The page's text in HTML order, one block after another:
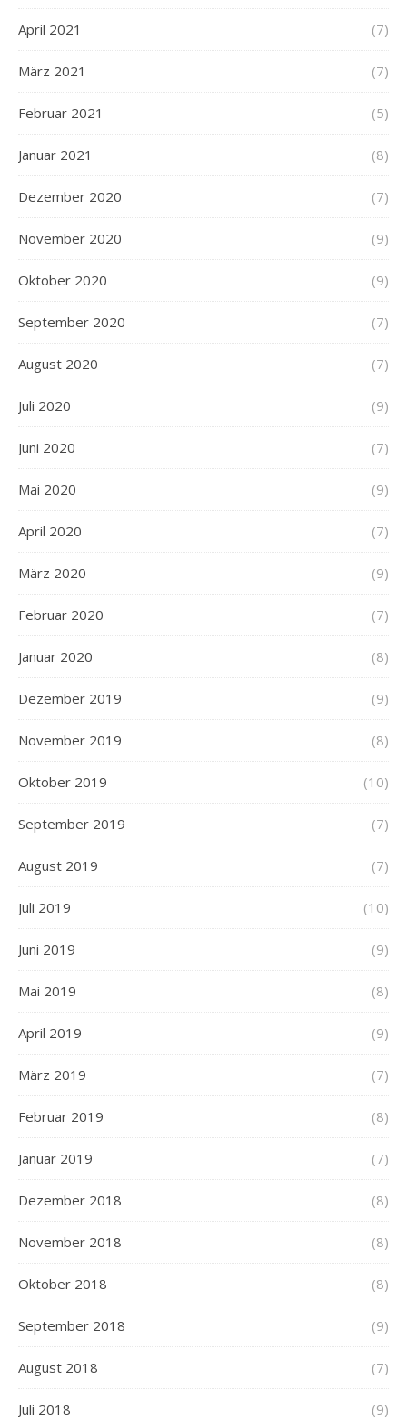
April 2021 (7)
März 2021 (7)
Februar 2021 (5)
Januar 2021 (8)
Dezember 2020 (7)
November 2020 (9)
Oktober 2020 (9)
September 2020 (7)
August 2020 (7)
Juli 2020 (9)
Juni 2020 (7)
Mai 2020 (9)
April 2020 (7)
März 2020 (9)
Februar 2020 (7)
Januar 2020 (8)
Dezember 2019 (9)
November 2019 (8)
Oktober 2019 (10)
September 2019 (7)
August 2019 (7)
Juli 2019 (10)
Juni 2019 (9)
Mai 2019 (8)
April 2019 (9)
März 2019 (7)
Februar 2019 (8)
Januar 2019 (7)
Dezember 2018 (8)
November 2018 (8)
Oktober 2018 (8)
September 2018 (9)
August 2018 (7)
Juli 2018 (9)